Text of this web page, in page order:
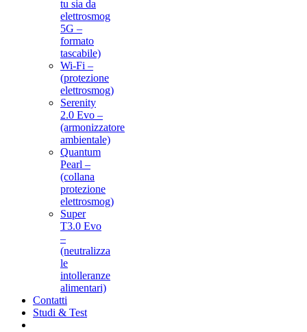
tu sia da
elettrosmog
5G –
formato
tascabile)
Wi-Fi –
(protezione
elettrosmog)
Serenity
2.0 Evo –
(armonizzatore
ambientale)
Quantum
Pearl –
(collana
protezione
elettrosmog)
Super
T3.0 Evo
–
(neutralizza
le
intolleranze
alimentari)
Contatti
Studi & Test